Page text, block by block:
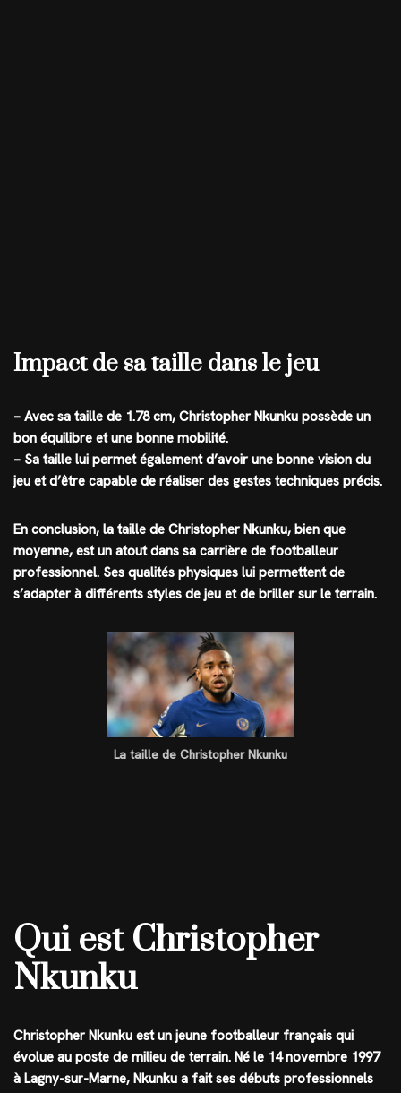
Impact de sa taille dans le jeu
– Avec sa taille de 1.78 cm, Christopher Nkunku possède un
bon équilibre et une bonne mobilité.
– Sa taille lui permet également d’avoir une bonne vision du
jeu et d’être capable de réaliser des gestes techniques précis.
En conclusion, la taille de Christopher Nkunku, bien que
moyenne, est un atout dans sa carrière de footballeur
professionnel. Ses qualités physiques lui permettent de
s’adapter à différents styles de jeu et de briller sur le terrain.
La taille de Christopher Nkunku
Qui est Christopher
Nkunku
Christopher Nkunku est un jeune footballeur français qui
évolue au poste de milieu de terrain. Né le 14 novembre 1997
à Lagny-sur-Marne, Nkunku a fait ses débuts professionnels